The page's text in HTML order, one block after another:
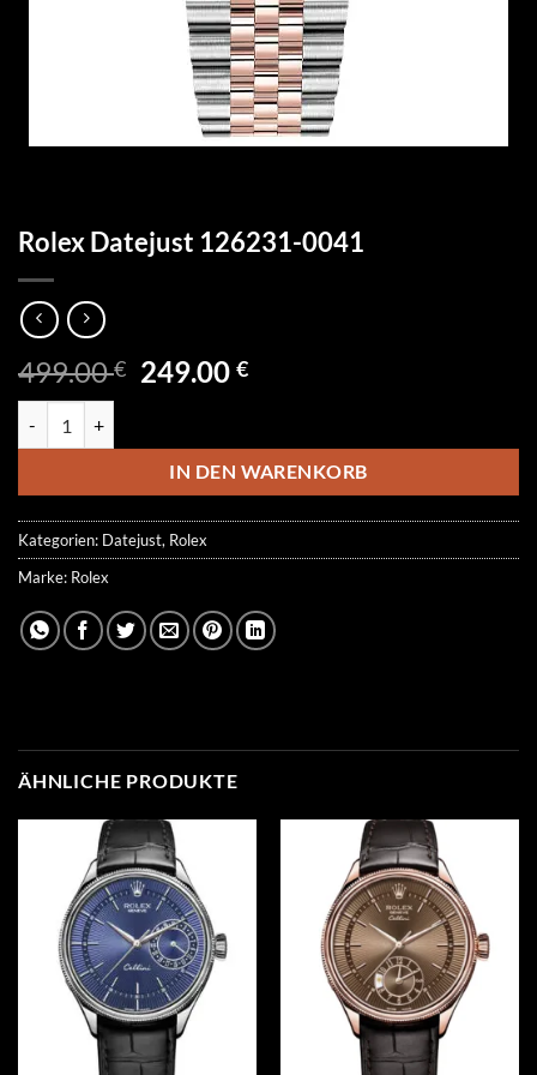
Rolex Datejust 126231-0041
499.00€ Ursprünglicher
499.00 €
249.00€Aktueller
249.00 €.
IN DEN WARENKORB
Kategorien: Datejust, Rolex
Marke: Rolex
ÄHNLICHE PRODUKTE